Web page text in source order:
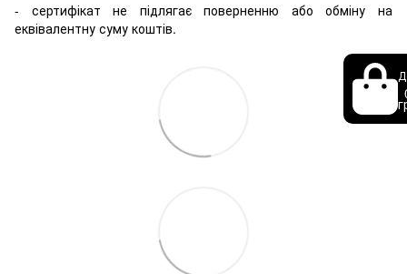
- сертифікат не підлягає поверненню або обміну на
еквівалентну суму коштів.